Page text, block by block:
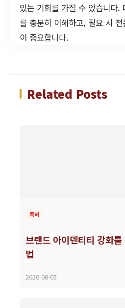
있는 기회를 가질 수 있습니다.
를 충분히 이해하고, 필요 시
이 중요합니다.
Related Posts
특허
브랜드 아이덴티티 강화
법
2026-08-05